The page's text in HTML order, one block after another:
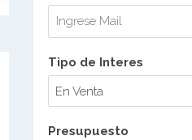
Tipo de Interes
En Venta
Presupuesto